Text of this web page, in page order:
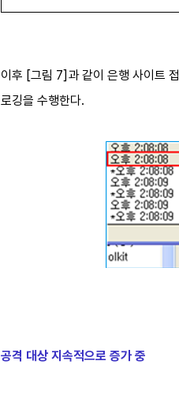
이후 [그림 7]과 같이 은행 사이트
로깅을 수행한다.
공격 대상 지속적으로 증가 중